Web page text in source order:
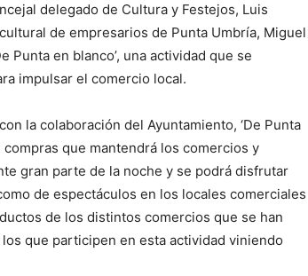
delegado de Cultura y Festejos, Luis
de empresarios de Punta Umbría, Miguel
Punta en blanco’, una actividad que se
impulsar el comercio local.
la colaboración del Ayuntamiento, ‘De Punta
que mantendrá los comercios y
gran parte de la noche y se podrá disfrutar
de espectáculos en los locales comerciales
de los distintos comercios que se han
que participen en esta actividad viniendo